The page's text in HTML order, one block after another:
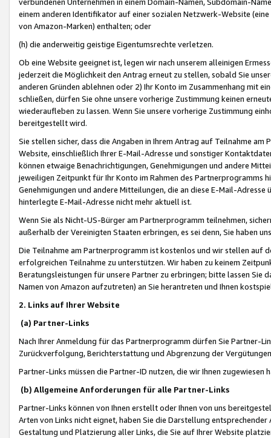
einem anderen Identifikator auf einer sozialen Netzwerk-Website
von Amazon-Marken) enthalten; oder
(h) die anderweitig geistige Eigentumsrechte verletzen.
Ob eine Website geeignet ist, legen wir nach unserem alleinigen
jederzeit die Möglichkeit den Antrag erneut zu stellen, sobald Sie
anderen Gründen ablehnen oder 2) Ihr Konto im Zusammenhang mit
schließen, dürfen Sie ohne unsere vorherige Zustimmung keinen
wiederaufleben zu lassen. Wenn Sie unsere vorherige Zustimmung
bereitgestellt wird.
Sie stellen sicher, dass die Angaben in Ihrem Antrag auf Teilnahme
Website, einschließlich Ihrer E-Mail-Adresse und sonstiger
können etwaige Benachrichtigungen, Genehmigungen und andere
jeweiligen Zeitpunkt für Ihr Konto im Rahmen des Partnerprogramms
Genehmigungen und andere Mitteilungen, die an diese E-Mail-
hinterlegte E-Mail-Adresse nicht mehr aktuell ist.
Wenn Sie als Nicht-US-Bürger am Partnerprogramm teilnehmen,
außerhalb der Vereinigten Staaten erbringen, es sei denn, Sie haben
Die Teilnahme am Partnerprogramm ist kostenlos und wir stellen auf
erfolgreichen Teilnahme zu unterstützen. Wir haben zu keinem
Beratungsleistungen für unsere Partner zu erbringen; bitte lassen Sie
Namen von Amazon aufzutreten) an Sie herantreten und Ihnen
2. Links auf Ihrer Website
(a) Partner-Links
Nach Ihrer Anmeldung für das Partnerprogramm dürfen Sie Partner-
Zurückverfolgung, Berichterstattung und Abgrenzung der
Partner-Links müssen die Partner-ID nutzen, die wir Ihnen zugewiesen
(b) Allgemeine Anforderungen für alle Partner-Links
Partner-Links können von Ihnen erstellt oder Ihnen von uns
Arten von Links nicht eignet, haben Sie die Darstellung
Gestaltung und Platzierung aller Links, die Sie auf Ihrer Website